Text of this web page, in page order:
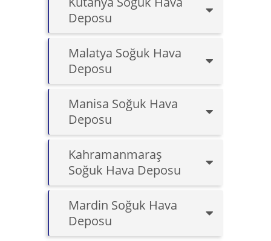
Deposu
Malatya Soğuk Hava
Deposu
Manisa Soğuk Hava
Deposu
Kahramanmaraş
Soğuk Hava Deposu
Mardin Soğuk Hava
Deposu